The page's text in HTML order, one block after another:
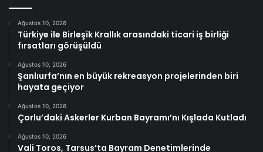
Ağustos 10, 2026
Türkiye ile Birleşik Krallık arasındaki ticari iş birliği
fırsatları görüşüldü
Ağustos 10, 2026
Şanlıurfa’nın en büyük rekreasyon projelerinden biri
hayata geçiyor
Ağustos 10, 2026
Çorlu’daki Askerler Kurban Bayramı’nı Kışlada Kutladı
Ağustos 10, 2026
Vali Toros, Tarsus’ta Bayram Denetimlerinde